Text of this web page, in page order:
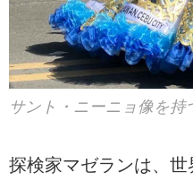
サント・ニーニョ像を持
探検家マゼランは、